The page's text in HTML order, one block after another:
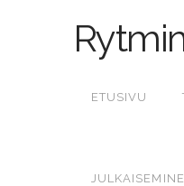
ETUSIVU